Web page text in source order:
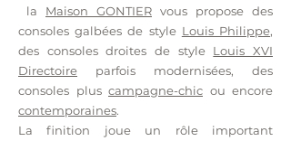
la Maison GONTIER vous propose des
consoles galbées de style Louis Philippe,
des consoles droites de style Louis XVI
Directoire parfois modernisées, des
consoles plus campagne-chic ou encore
contemporaines.
La finition joue un rôle important